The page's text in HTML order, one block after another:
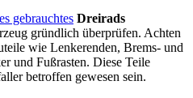
gebrauchtes Dreirads
gründlich überprüfen. Achten
wie Lenkerenden, Brems- und
und Fußrasten. Diese Teile
betroffen gewesen sein.